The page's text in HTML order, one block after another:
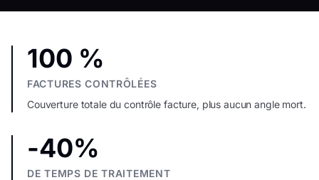
100 %
FACTURES CONTRÔLÉES
Couverture totale du contrôle facture, plus aucun angle mort.
-40%
DE TEMPS DE TRAITEMENT